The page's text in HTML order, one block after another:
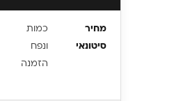
מחיר
סיטונאי
כמות
ונפח
הזמנה